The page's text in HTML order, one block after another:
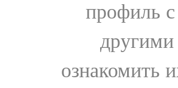
профиль
ознакомить